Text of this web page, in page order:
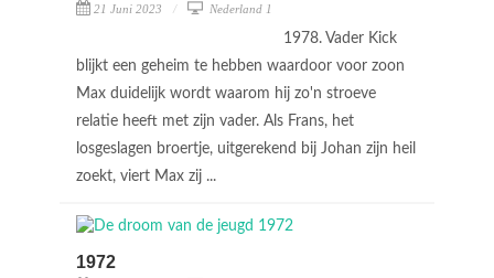
21 Juni 2023 Nederland 1
1978. Vader Kick
blijkt een geheim te hebben waardoor voor zoon
Max duidelijk wordt waarom hij zo'n stroeve
relatie heeft met zijn vader. Als Frans, het
losgeslagen broertje, uitgerekend bij Johan zijn heil
zoekt, viert Max zij ...
1972